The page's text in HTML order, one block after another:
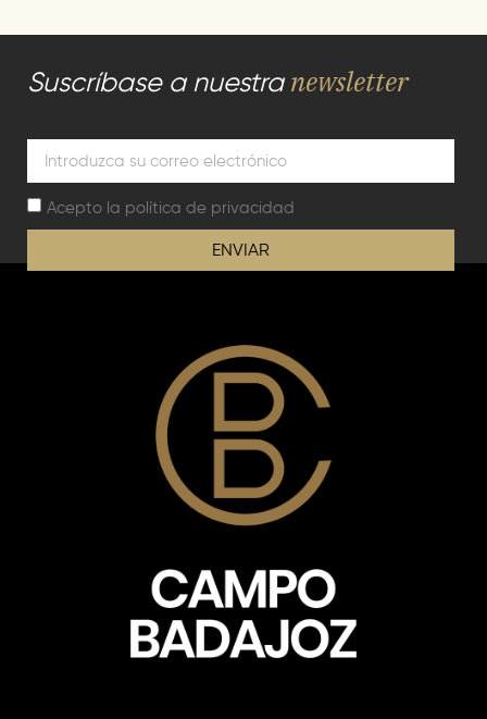
Suscríbase a nuestra newsletter
Acepto la política de privacidad
ENVIAR